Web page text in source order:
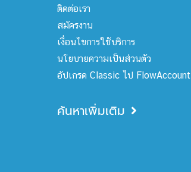
ติดต่อเรา
สมัครงาน
เงื่อนไขการใช้บริการ
นโยบายความเป็นส่วนตัว
อัปเกรด Classic ไป FlowAccount
ค้นหาเพิ่มเติม